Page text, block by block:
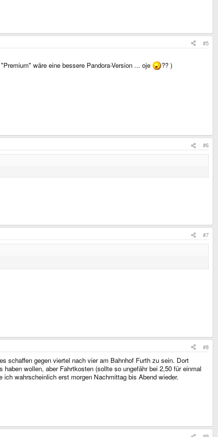
#5
wäre eine bessere Pandora-Version ... oje
?? )
#6
#7
#8
schaffen gegen viertel nach vier am Bahnhof Furth zu sein. Dort
wollen, aber Fahrtkosten (sollte so ungefähr bei 2,50 für einmal
wahrscheinlich erst morgen Nachmittag bis Abend wieder.